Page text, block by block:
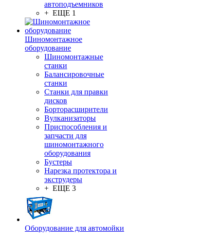
автоподъемников
+ ЕЩЕ 1
Шиномонтажное
оборудование
Шиномонтажные
станки
Балансировочные
станки
Станки для правки
дисков
Борторасширители
Вулканизаторы
Приспособления и
запчасти для
шиномонтажного
оборудования
Бустеры
Нарезка протектора и
экструдеры
+ ЕЩЕ 3
Оборудование для автомойки